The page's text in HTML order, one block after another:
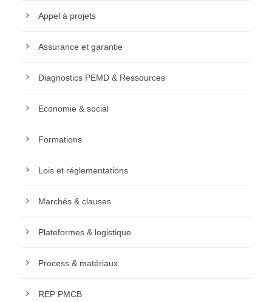
Appel à projets
Assurance et garantie
Diagnostics PEMD & Ressources
Economie & social
Formations
Lois et réglementations
Marchés & clauses
Plateformes & logistique
Process & matériaux
REP PMCB